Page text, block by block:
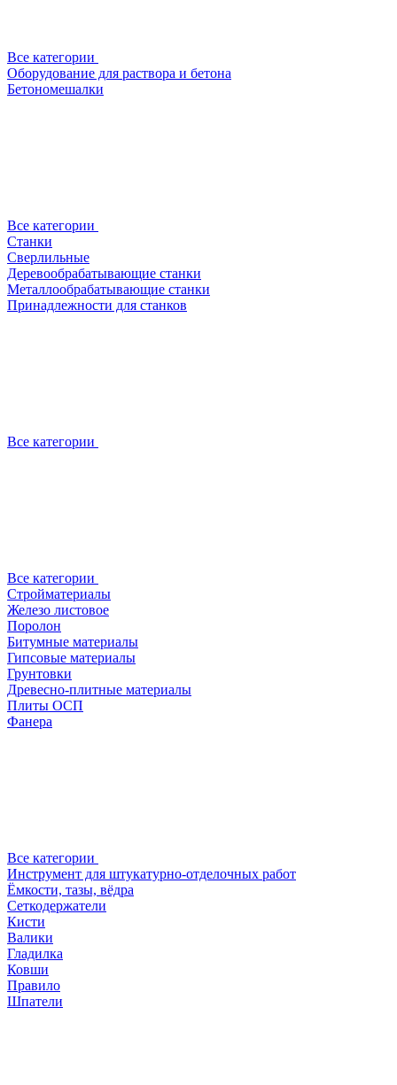
Все категории
Оборудование для раствора и бетона
Бетономешалки
Все категории
Станки
Сверлильные
Деревообрабатывающие станки
Металлообрабатывающие станки
Принадлежности для станков
Все категории
Все категории
Стройматериалы
Железо листовое
Поролон
Битумные материалы
Гипсовые материалы
Грунтовки
Древесно-плитные материалы
Плиты ОСП
Фанера
Все категории
Инструмент для штукатурно-отделочных работ
Ёмкости, тазы, вёдра
Сеткодержатели
Кисти
Валики
Гладилка
Ковши
Правило
Шпатели